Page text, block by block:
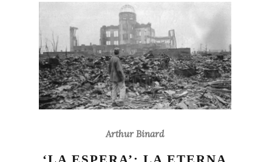
Arthur Binard